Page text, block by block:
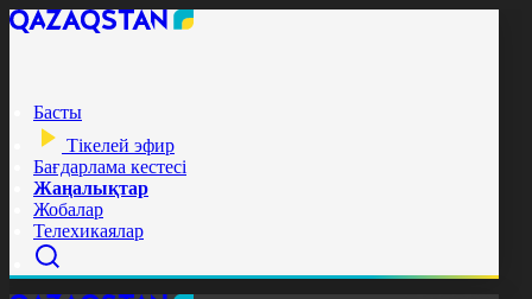
Басты
Тікелей эфир
Бағдарлама кестесі
Жаңалықтар
Жобалар
Телехикаялар